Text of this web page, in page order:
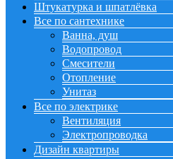
Штукатурка и шпатлёвка
Все по сантехнике
Ванна, душ
Водопровод
Смесители
Отопление
Унитаз
Все по электрике
Вентиляция
Электропроводка
Дизайн квартиры